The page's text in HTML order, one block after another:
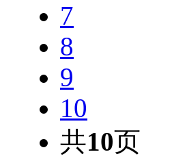
7
8
9
10
共10页